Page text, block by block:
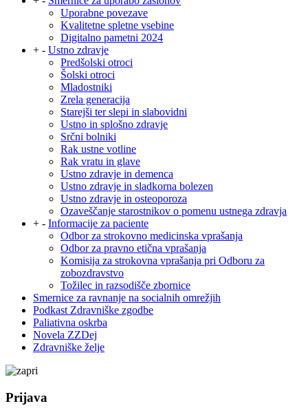
Uporabne povezave
Kvalitetne spletne vsebine
Digitalno pametni 2024
+ - Ustno zdravje
Predšolski otroci
Šolski otroci
Mladostniki
Zrela generacija
Starejši ter slepi in slabovidni
Ustno in splošno zdravje
Srčni bolniki
Rak ustne votline
Rak vratu in glave
Ustno zdravje in demenca
Ustno zdravje in sladkorna bolezen
Ustno zdravje in osteoporoza
Ozaveščanje starostnikov o pomenu ustnega zdravja
+ - Informacije za paciente
Odbor za strokovno medicinska vprašanja
Odbor za pravno etična vprašanja
Komisija za strokovna vprašanja pri Odboru za
zobozdravstvo
Tožilec in razsodišče zbornice
Smernice za ravnanje na socialnih omrežjih
Podkast Zdravniške zgodbe
Paliativna oskrba
Novela ZZDej
Zdravniške želje
Prijava